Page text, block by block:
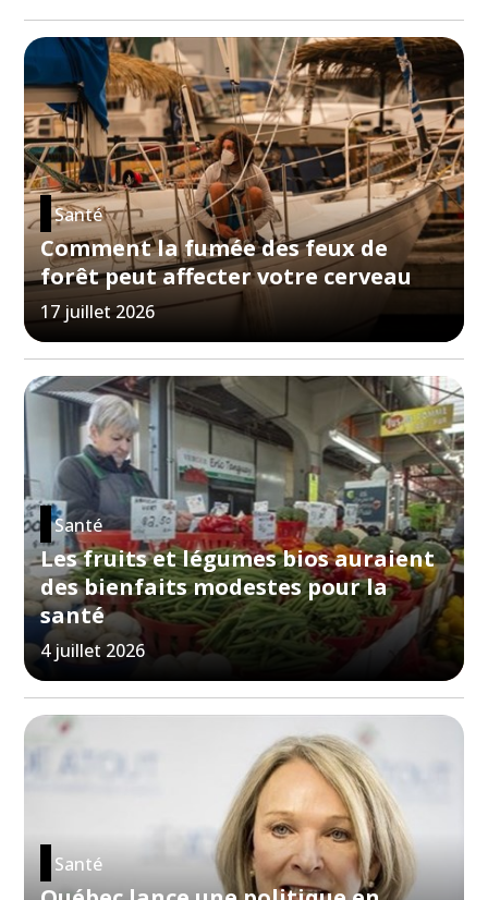
Santé
Comment la fumée des feux de
forêt peut affecter votre cerveau
17 juillet 2026
Santé
Les fruits et légumes bios auraient
des bienfaits modestes pour la
santé
4 juillet 2026
Santé